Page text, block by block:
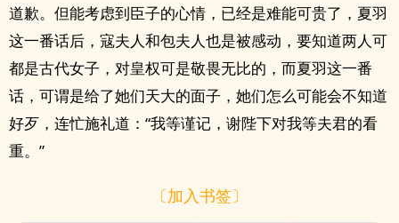
道歉。但能考虑到臣子的心情，已经是难能可贵了，夏羽
这一番话后，寇夫人和包夫人也是被感动，要知道两人可
都是古代女子，对皇权可是敬畏无比的，而夏羽这一番
话，可谓是给了她们天大的面子，她们怎么可能会不知道
好歹，连忙施礼道：“我等谨记，谢陛下对我等夫君的看
重。”
〔加入书签〕